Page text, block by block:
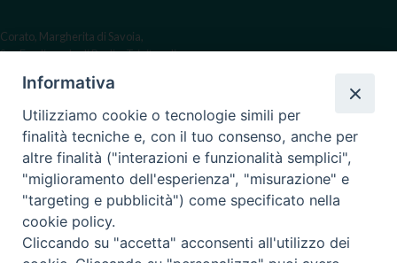
Corato, Margherita di Savoia,
San Ferdinando di Puglia, Trinitapoli
Sede arcivescovile suffraganea
Regione ecclesiastica Puglia
Via Beltrani, 9
76125 Trani BT
Centralino Tel. 0883 494211
Cancelleria Tel. 0883 494204
Informativa
Utilizziamo cookie o tecnologie simili per
finalità tecniche e, con il tuo consenso, anche per
altre finalità ("interazioni e funzionalità semplici",
"miglioramento dell'esperienza", "misurazione" e
"targeting e pubblicità") come specificato nella
cookie policy.
Cliccando su "accetta" acconsenti all'utilizzo dei